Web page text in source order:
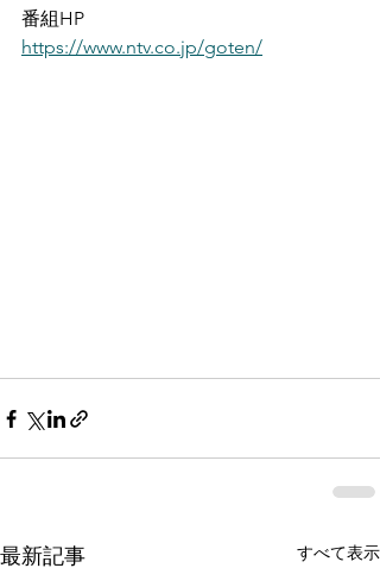
番組HP
https://www.ntv.co.jp/goten/
最新記事 すべて表示